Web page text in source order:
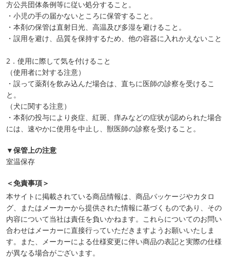
方公共団体条例等に従い処分すること。
・小児の手の届かないところに保管すること。
・本剤の保管は直射日光、高温及び多湿を避けること。
・誤用を避け、品質を保持するため、他の容器に入れかえないこと
2．使用に際して気を付けること
（使用者に対する注意）
・誤って薬剤を飲み込んだ場合は、直ちに医師の診察を受けるこ
と。
（犬に関する注意）
・本剤の投与により炎症、紅斑、痒みなどの症状が認められた場合
には、速やかに使用を中止し、獣医師の診察を受けること。
▼保管上の注意
室温保存
＜免責事項＞
本サイトに掲載されている商品情報は、商品パッケージやカタロ
グ、またはメーカーから提供された情報に基づくものであり、その
内容について当社は責任を負いかねます。これらについてのお問い
合わせはメーカーに直接行っていただきますようお願いいたしま
す。また、メーカーによる仕様変更に伴い商品の表記と実際の仕様
が異なる場合がございます。